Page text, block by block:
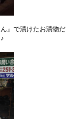
』で漬けたお漬物だ